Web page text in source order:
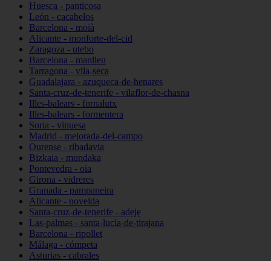
Huesca - panticosa
León - cacabelos
Barcelona - moià
Alicante - monforte-del-cid
Zaragoza - utebo
Barcelona - manlleu
Tarragona - vila-seca
Guadalajara - azuqueca-de-henares
Santa-cruz-de-tenerife - vilaflor-de-chasna
Illes-balears - fornalutx
Illes-balears - formentera
Soria - vinuesa
Madrid - mejorada-del-campo
Ourense - ribadavia
Bizkaia - mundaka
Pontevedra - oia
Girona - vidreres
Granada - pampaneira
Alicante - novelda
Santa-cruz-de-tenerife - adeje
Las-palmas - santa-lucía-de-tirajana
Barcelona - ripollet
Málaga - cómpeta
Asturias - cabrales